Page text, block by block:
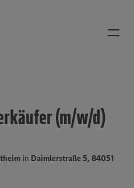
(m/w/d)
in Daimlerstraße 5, 84051